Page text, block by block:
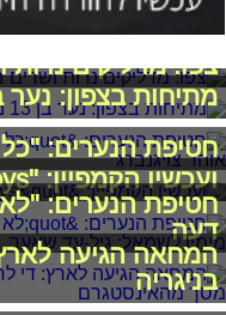
צפו: מדליקים נרות
מתיחות בצפון: נער בן 13 נהרג
חטיפת הנערים:
ועכשיו הקמפיין: "Bring Back our Boys"
חטיפת הנערים:
דעה
המחאה הגיעה
בניגריה